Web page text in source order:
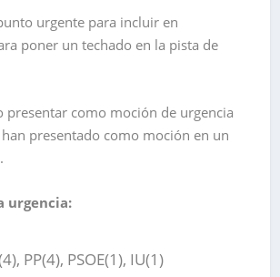
urgente para incluir en
poner un techado en la pista de
presentar como moción de urgencia
presentado como moción en un
urgencia:
PP(4), PSOE(1), IU(1)